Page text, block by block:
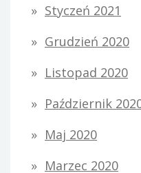
Styczeń 2021
Grudzień 2020
Listopad 2020
Październik
Maj 2020
Marzec 2020